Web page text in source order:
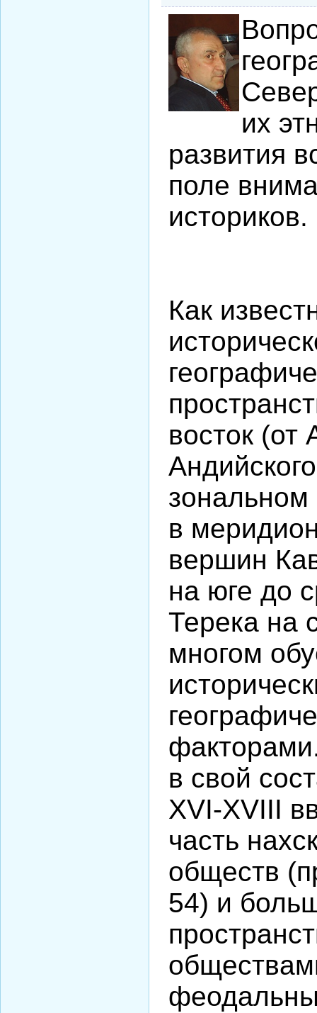
их
развития
поле
историков.
Как
восток
в
вершин
на юге до
Терека на
многом
в свой
XVI-XVIII
часть
обществ
54) и